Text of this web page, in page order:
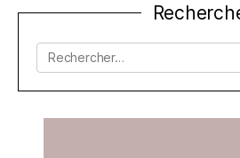
Rechercher :